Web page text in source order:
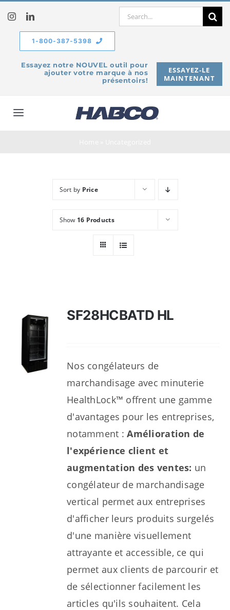
content
Search
Essayez notre NOUVEL outil pour
ajouter votre marque à nos
présentoirs!
ESSAYEZ-LE
MAINTENANT
1-800-387-5398
Toggle
Sort by Price
Show 16 Products
SF28HCBATD HL
Nos congélateurs de
marchandisage avec minuterie
HealthLock™ offrent une gamme
d'avantages pour les entreprises,
notamment :Amélioration de
l'expérience client et
augmentation des ventes: un
congélateur de marchandisage
vertical permet aux entreprises
d'afficher leurs produits surgelés
d'une manière visuellement
attrayante et accessible, ce qui
permet aux clients de parcourir et
de sélectionner facilement les
articles qu'ils souhaitent. Cela